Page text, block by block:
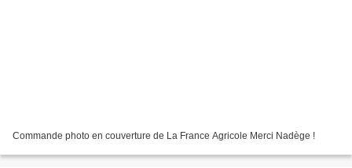
Commande photo en couverture de La France Agricole Merci Nadège !